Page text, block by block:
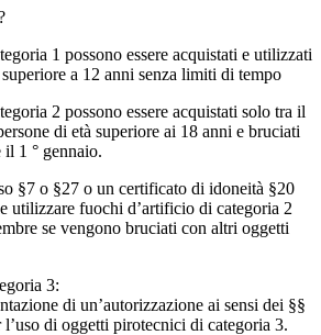
1 possono essere acquistati e utilizzati
a 12 anni senza limiti di tempo
2 possono essere acquistati solo tra il
di età superiore ai 18 anni e bruciati
1 ° gennaio.
§7 o §27 o un certificato di idoneità §20
utilizzare fuochi d’artificio di categoria 2
se vengono bruciati con altri oggetti
3:
di un’autorizzazione ai sensi dei §§
di oggetti pirotecnici di categoria 3.